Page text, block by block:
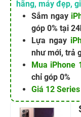
hãng, máy đẹp,
Sắm ngay
góp 0% tại
Lựa ngay
như mới, trả
Mua iPhone
chỉ góp 0%
Giá 12